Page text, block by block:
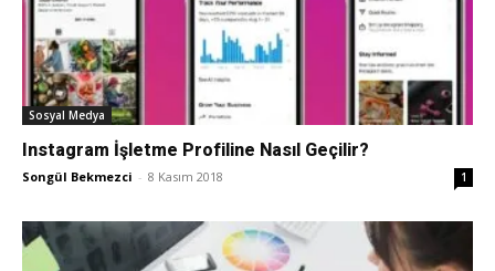
Sosyal Medya
Instagram İşletme Profiline Nasıl Geçilir?
Songül Bekmezci - 8 Kasım 2018 1